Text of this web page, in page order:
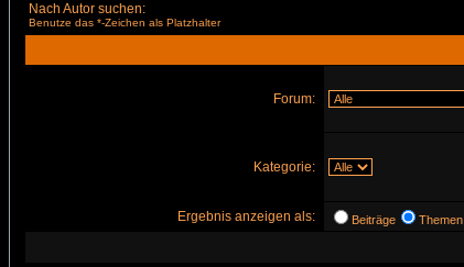
Nach Autor suchen:
Benutze das *-Zeichen als Platzhalter
Forum:
Kategorie:
Ergebnis anzeigen als: Beiträge Themen